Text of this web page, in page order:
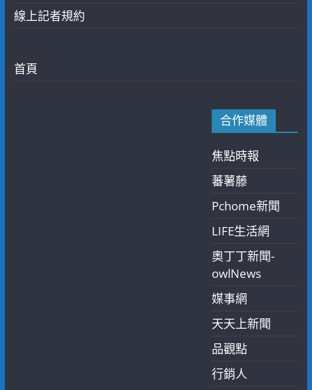
線上記者規約
首頁
合作媒體
焦點時報
蕃薯藤
Pchome新聞
LIFE生活網
奧丁丁新聞-
owlNews
媒事網
天天上新聞
品觀點
行銷人